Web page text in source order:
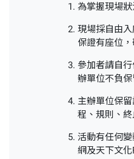
為掌握現場狀
現場採自由
保證有座位
參加者請自
辦單位不負保
主辦單位保
程、規則、終
活動有任何
網及天下文化